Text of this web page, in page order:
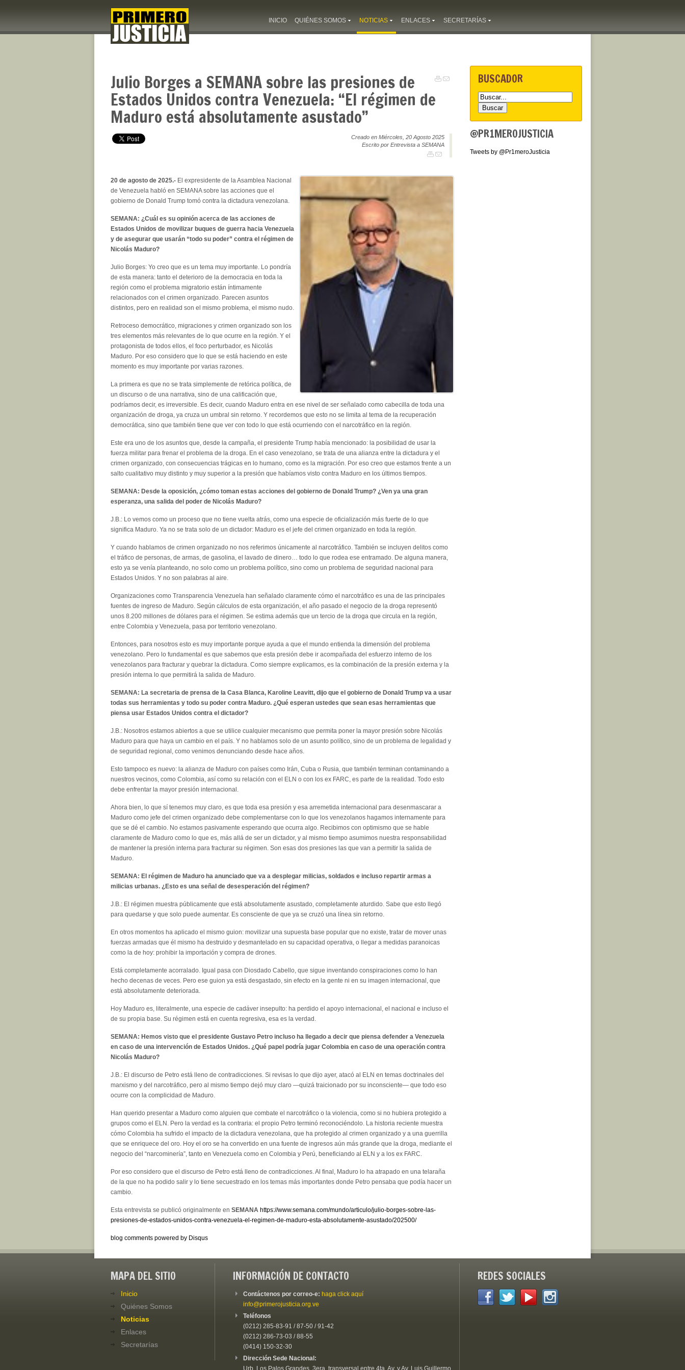
INICIO QUIÉNES SOMOS NOTICIAS ENLACES SECRETARÍAS
Julio Borges a SEMANA sobre las presiones de
Estados Unidos contra Venezuela: “El régimen de
Maduro está absolutamente asustado”
Creado en Miércoles, 20 Agosto 2025
Escrito por Entrevista a SEMANA
20 de agosto de 2025.- El expresidente de la Asamblea Nacional
de Venezuela habló en SEMANA sobre las acciones que el
gobierno de Donald Trump tomó contra la dictadura venezolana.
SEMANA: ¿Cuál es su opinión acerca de las acciones de
Estados Unidos de movilizar buques de guerra hacia Venezuela
y de asegurar que usarán “todo su poder” contra el régimen de
Nicolás Maduro?
Julio Borges: Yo creo que es un tema muy importante. Lo pondría
de esta manera: tanto el deterioro de la democracia en toda la
región como el problema migratorio están íntimamente
relacionados con el crimen organizado. Parecen asuntos
distintos, pero en realidad son el mismo problema, el mismo nudo.
Retroceso democrático, migraciones y crimen organizado son los
tres elementos más relevantes de lo que ocurre en la región. Y el
protagonista de todos ellos, el foco perturbador, es Nicolás
Maduro. Por eso considero que lo que se está haciendo en este
momento es muy importante por varias razones.
La primera es que no se trata simplemente de retórica política, de
un discurso o de una narrativa, sino de una calificación que,
podríamos decir, es irreversible. Es decir, cuando Maduro entra en ese nivel de ser señalado como cabecilla de toda una
organización de droga, ya cruza un umbral sin retorno. Y recordemos que esto no se limita al tema de la recuperación
democrática, sino que también tiene que ver con todo lo que está ocurriendo con el narcotráfico en la región.
Este era uno de los asuntos que, desde la campaña, el presidente Trump había mencionado: la posibilidad de usar la
fuerza militar para frenar el problema de la droga. En el caso venezolano, se trata de una alianza entre la dictadura y el
crimen organizado, con consecuencias trágicas en lo humano, como es la migración. Por eso creo que estamos frente a un
salto cualitativo muy distinto y muy superior a la presión que habíamos visto contra Maduro en los últimos tiempos.
SEMANA: Desde la oposición, ¿cómo toman estas acciones del gobierno de Donald Trump? ¿Ven ya una gran
esperanza, una salida del poder de Nicolás Maduro?
J.B.: Lo vemos como un proceso que no tiene vuelta atrás, como una especie de oficialización más fuerte de lo que
significa Maduro. Ya no se trata solo de un dictador: Maduro es el jefe del crimen organizado en toda la región.
Y cuando hablamos de crimen organizado no nos referimos únicamente al narcotráfico. También se incluyen delitos como
el tráfico de personas, de armas, de gasolina, el lavado de dinero… todo lo que rodea ese entramado. De alguna manera,
esto ya se venía planteando, no solo como un problema político, sino como un problema de seguridad nacional para
Estados Unidos. Y no son palabras al aire.
Organizaciones como Transparencia Venezuela han señalado claramente cómo el narcotráfico es una de las principales
fuentes de ingreso de Maduro. Según cálculos de esta organización, el año pasado el negocio de la droga representó
unos 8.200 millones de dólares para el régimen. Se estima además que un tercio de la droga que circula en la región,
entre Colombia y Venezuela, pasa por territorio venezolano.
Entonces, para nosotros esto es muy importante porque ayuda a que el mundo entienda la dimensión del problema
venezolano. Pero lo fundamental es que sabemos que esta presión debe ir acompañada del esfuerzo interno de los
venezolanos para fracturar y quebrar la dictadura. Como siempre explicamos, es la combinación de la presión externa y la
presión interna lo que permitirá la salida de Maduro.
SEMANA: La secretaria de prensa de la Casa Blanca, Karoline Leavitt, dijo que el gobierno de Donald Trump va a usar
todas sus herramientas y todo su poder contra Maduro. ¿Qué esperan ustedes que sean esas herramientas que
piensa usar Estados Unidos contra el dictador?
J.B.: Nosotros estamos abiertos a que se utilice cualquier mecanismo que permita poner la mayor presión sobre Nicolás
Maduro para que haya un cambio en el país. Y no hablamos solo de un asunto político, sino de un problema de legalidad y
de seguridad regional, como venimos denunciando desde hace años.
Esto tampoco es nuevo: la alianza de Maduro con países como Irán, Cuba o Rusia, que también terminan contaminando a
nuestros vecinos, como Colombia, así como su relación con el ELN o con los ex FARC, es parte de la realidad. Todo esto
debe enfrentar la mayor presión internacional.
Ahora bien, lo que sí tenemos muy claro, es que toda esa presión y esa arremetida internacional para desenmascarar a
Maduro como jefe del crimen organizado debe complementarse con lo que los venezolanos hagamos internamente para
que se dé el cambio. No estamos pasivamente esperando que ocurra algo. Recibimos con optimismo que se hable
claramente de Maduro como lo que es, más allá de ser un dictador, y al mismo tiempo asumimos nuestra responsabilidad
de mantener la presión interna para fracturar su régimen. Son esas dos presiones las que van a permitir la salida de
Maduro.
SEMANA: El régimen de Maduro ha anunciado que va a desplegar milicias, soldados e incluso repartir armas a
milicias urbanas. ¿Esto es una señal de desesperación del régimen?
J.B.: El régimen muestra públicamente que está absolutamente asustado, completamente aturdido. Sabe que esto llegó
para quedarse y que solo puede aumentar. Es consciente de que ya se cruzó una línea sin retorno.
En otros momentos ha aplicado el mismo guion: movilizar una supuesta base popular que no existe, tratar de mover unas
fuerzas armadas que él mismo ha destruido y desmantelado en su capacidad operativa, o llegar a medidas paranoicas
como la de hoy: prohibir la importación y compra de drones.
Está completamente acorralado. Igual pasa con Diosdado Cabello, que sigue inventando conspiraciones como lo han
hecho decenas de veces. Pero ese guion ya está desgastado, sin efecto en la gente ni en su imagen internacional, que
está absolutamente deteriorada.
Hoy Maduro es, literalmente, una especie de cadáver insepulto: ha perdido el apoyo internacional, el nacional e incluso el
de su propia base. Su régimen está en cuenta regresiva, esa es la verdad.
SEMANA: Hemos visto que el presidente Gustavo Petro incluso ha llegado a decir que piensa defender a Venezuela
en caso de una intervención de Estados Unidos. ¿Qué papel podría jugar Colombia en caso de una operación contra
Nicolás Maduro?
J.B.: El discurso de Petro está lleno de contradicciones. Si revisas lo que dijo ayer, atacó al ELN en temas doctrinales del
marxismo y del narcotráfico, pero al mismo tiempo dejó muy claro —quizá traicionado por su inconsciente— que todo eso
ocurre con la complicidad de Maduro.
Han querido presentar a Maduro como alguien que combate el narcotráfico o la violencia, como si no hubiera protegido a
grupos como el ELN. Pero la verdad es la contraria: el propio Petro terminó reconociéndolo. La historia reciente muestra
cómo Colombia ha sufrido el impacto de la dictadura venezolana, que ha protegido al crimen organizado y a una guerrilla
que se enriquece del oro. Hoy el oro se ha convertido en una fuente de ingresos aún más grande que la droga, mediante el
negocio del “narcominería”, tanto en Venezuela como en Colombia y Perú, beneficiando al ELN y a los ex FARC.
Por eso considero que el discurso de Petro está lleno de contradicciones. Al final, Maduro lo ha atrapado en una telaraña
de la que no ha podido salir y lo tiene secuestrado en los temas más importantes donde Petro pensaba que podía hacer un
cambio.
Esta entrevista se publicó originalmente en SEMANA https://www.semana.com/mundo/articulo/julio-borges-sobre-las-
presiones-de-estados-unidos-contra-venezuela-el-regimen-de-maduro-esta-absolutamente-asustado/202500/
blog comments powered by Disqus
BUSCADOR
@PR1MEROJUSTICIA
Tweets by @Pr1meroJusticia
MAPA DEL SITIO
Inicio
Quiénes Somos
Noticias
Enlaces
Secretarías
INFORMACIÓN DE CONTACTO
Contáctenos por correo-e: haga click aquí
info@primerojusticia.org.ve
Teléfonos
(0212) 285-83-91 / 87-50 / 91-42
(0212) 286-73-03 / 88-55
(0414) 150-32-30
Dirección Sede Nacional:
Urb. Los Palos Grandes, 3era. transversal entre 4ta. Av. y Av. Luis Guillermo
REDES SOCIALES